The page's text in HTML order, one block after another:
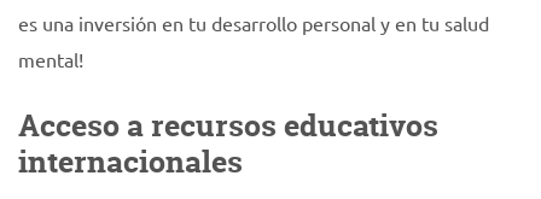
es una inversión en tu desarrollo personal y en tu salud
mental!
Acceso a recursos educativos
internacionales